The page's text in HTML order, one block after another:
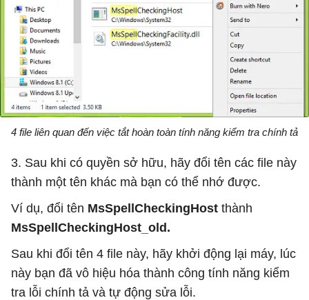
4 file liên quan đến việc tắt hoàn toàn tính năng kiểm tra chính tả
3. Sau khi có quyền sở hữu, hãy đổi tên các file này
thành một tên khác mà bạn có thể nhớ được.
Ví dụ, đổi tên MsSpellCheckingHost thành
MsSpellCheckingHost_old.
Sau khi đổi tên 4 file này, hãy khởi động lại máy, lúc
này bạn đã vô hiệu hóa thành công tính năng kiểm
tra lỗi chính tả và tự động sửa lỗi.